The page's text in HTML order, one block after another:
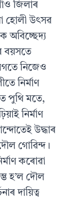
জিলাৰ
হোলী উৎসৱ
অবিচ্ছেদ্য
বয়সতে
নিজেও
নিৰ্মাণ
পুথি মতে,
নিৰ্মাণ
উদ্ধাৰ
গোৱিন্দ।
কৰোৱা
হ’ল দৌল
দায়িত্ব